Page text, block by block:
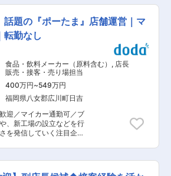
録、終了 ・直行直帰OK
者様によって時間・サ
＊ ここがオスス
待遇も充実しています！
を一度にケアする施設と
いゆったりとしたオシゴ
利用者さんがメインなの
せん。 給与：「今
ら今の給与だと難しいよ
せんか？資格の取得など
と生活を支える、障害福
護ケアのお仕事です。 ◎
者の方、高齢者の方、一
行っていく、専門的な介
、需要が非常に高い「医
フェッショナルな介護士
人の役に立つ仕事をして
！ ・見守り ・
濯、掃除、料理） ・身
浴・食事の介助 ・外出
ア： たんの吸引、経管
） ・介護記録の記入 など
コーディネーター業務 一
フさんのシフト管理や教
整えるお仕事を主にお願
どを気軽に受けられる頼
話題の『ポーたま』店舗運営｜マ
転勤なし
食品・飲料メーカー（原料含む） , 店長
販売・接客・売り場担当
400万円~549万円
福岡県八女郡広川町日吉
迎／マイカー通勤可／ブ
、新工場の設立などを行
を発信していく注目企
順調に成長を続けてお
制の構築に向けて新たな